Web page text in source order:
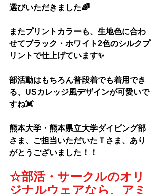
選びいただきました🌈
またプリントカラーも、生地色に合わ
せてブラック・ホワイト2色のシルクプ
リントで仕上げています✨
部活動はもちろん普段着でも着用でき
る、USカレッジ風デザインが可愛いで
すね💓
熊本大学・熊本県立大学ダイビング部
さま 、 ご担当いただいたＴさま、 あり
がとうございました！！
☆部活・サークルのオリ
ジナルウェアなら、アミ